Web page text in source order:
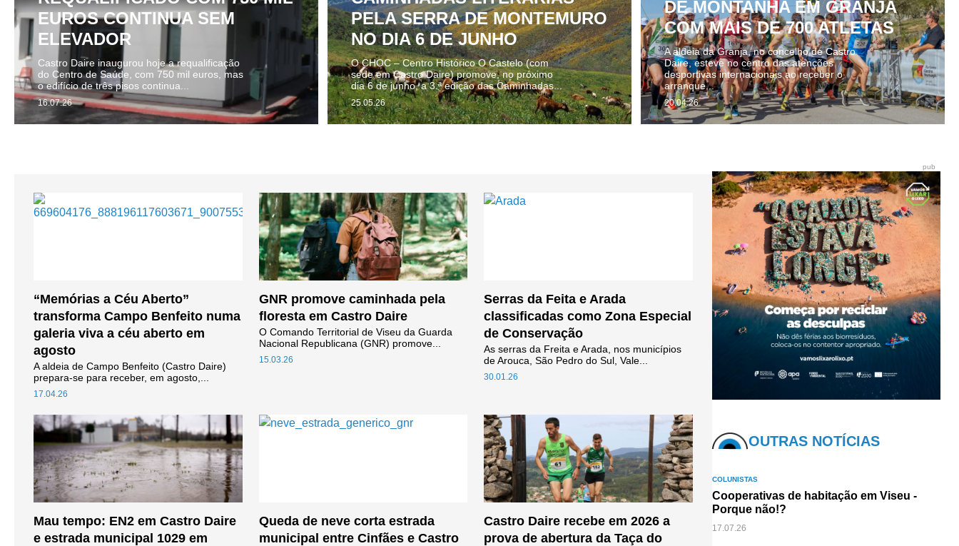
EUROS CONTINUA SEM
ELEVADOR
16.07.26
Castro Daire inaugurou hoje a requalificação
do Centro de Saúde, com 750 mil euros, mas
o edifício de três pisos continua...
PELA SERRA DE MONTEMURO
NO DIA 6 DE JUNHO
25.05.26
O CHOC – Centro Histórico O Castelo (com
sede em Castro Daire) promove, no próximo
dia 6 de junho, a 3.ª edição das Caminhadas...
DE MONTANHA EM GRANJA
COM MAIS DE 700 ATLETAS
20.04.26
A aldeia da Granja, no concelho de Castro
Daire, esteve no centro das atenções
desportivas internacionais ao receber o
arranque...
“Memórias a Céu Aberto”
transforma Campo Benfeito numa
galeria viva a céu aberto em
agosto
17.04.26
A aldeia de Campo Benfeito (Castro Daire)
prepara-se para receber, em agosto,...
GNR promove caminhada pela
floresta em Castro Daire
15.03.26
O Comando Territorial de Viseu da Guarda
Nacional Republicana (GNR) promove...
Serras da Feita e Arada
classificadas como Zona Especial
de Conservação
30.01.26
As serras da Freita e Arada, nos municípios
de Arouca, São Pedro do Sul, Vale...
Mau tempo: EN2 em Castro Daire
e estrada municipal 1029 em
Queda de neve corta estrada
municipal entre Cinfães e Castro
Castro Daire recebe em 2026 a
prova de abertura da Taça do
pub
OUTRAS NOTÍCIAS
COLUNISTAS
Cooperativas de habitação em Viseu -
Porque não!?
17.07.26